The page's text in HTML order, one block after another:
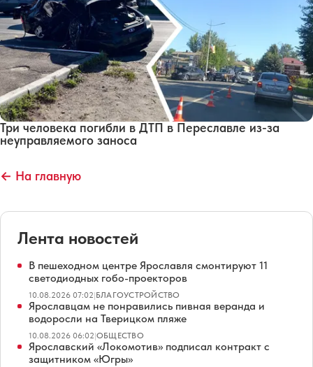
Три человека погибли в ДТП в Переславле из-за
неуправляемого заноса
← На главную
Лента новостей
В пешеходном центре Ярославля смонтируют 11
светодиодных гобо-проекторов
10.08.2026 07:02|БЛАГОУСТРОЙСТВО
Ярославцам не понравились пивная веранда и
водоросли на Тверицком пляже
10.08.2026 06:02|ОБЩЕСТВО
Ярославский «Локомотив» подписал контракт с
защитником «Югры»